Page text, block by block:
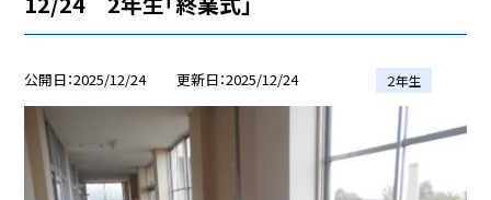
公開日 2025/12/24 更新日 2025/12/24 ２年生